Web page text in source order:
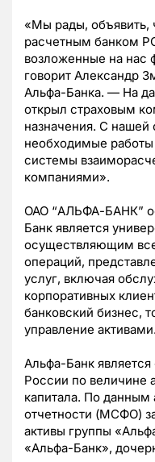
«Мы рады, объявить,
расчетным банком
возложенные на
говорит Александр
Альфа-Банка. — На
открыл страховым
назначения. С
необходимые
системы
компаниями».
ОАО “АЛЬФА-БАНК”
Банк является
осуществляющим
операций,
услуг, включая
корпоративных
банковский бизнес,
управление активами.
Альфа-Банк
России по величине
капитала. По данным
отчетности (МСФО)
активы группы
«Альфа-Банк»,